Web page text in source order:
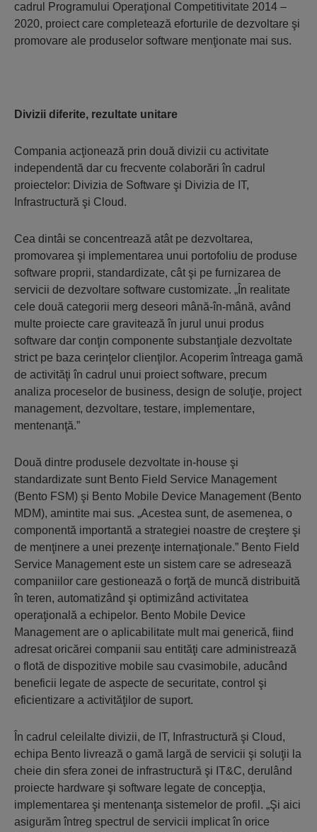
cadrul Programului Operaţional Competitivitate 2014 –
2020, proiect care completează eforturile de dezvoltare şi
promovare ale produselor software menţionate mai sus.
Divizii diferite, rezultate unitare
Compania acţionează prin două divizii cu activitate
independentă dar cu frecvente colaborări în cadrul
proiectelor: Divizia de Software şi Divizia de IT,
Infrastructură şi Cloud.
Cea dintâi se concentrează atât pe dezvoltarea,
promovarea şi implementarea unui portofoliu de produse
software proprii, standardizate, cât şi pe furnizarea de
servicii de dezvoltare software customizate. „În realitate
cele două categorii merg deseori mână-în-mână, având
multe proiecte care gravitează în jurul unui produs
software dar conţin componente substanţiale dezvoltate
strict pe baza cerinţelor clienţilor. Acoperim întreaga gamă
de activităţi în cadrul unui proiect software, precum
analiza proceselor de business, design de soluţie, project
management, dezvoltare, testare, implementare,
mentenanţă.”
Două dintre produsele dezvoltate in-house şi
standardizate sunt Bento Field Service Management
(Bento FSM) şi Bento Mobile Device Management (Bento
MDM), amintite mai sus. „Acestea sunt, de asemenea, o
componentă importantă a strategiei noastre de creştere şi
de menţinere a unei prezenţe internaţionale.” Bento Field
Service Management este un sistem care se adresează
companiilor care gestionează o forţă de muncă distribuită
în teren, automatizând şi optimizând activitatea
operaţională a echipelor. Bento Mobile Device
Management are o aplicabilitate mult mai generică, fiind
adresat oricărei companii sau entităţi care administrează
o flotă de dispozitive mobile sau cvasimobile, aducând
beneficii legate de aspecte de securitate, control şi
eficientizare a activităţilor de suport.
În cadrul celeilalte divizii, de IT, Infrastructură şi Cloud,
echipa Bento livrează o gamă largă de servicii şi soluţii la
cheie din sfera zonei de infrastructură şi IT&C, derulând
proiecte hardware şi software legate de concepţia,
implementarea şi mentenanţa sistemelor de profil. „Şi aici
asigurăm întreg spectrul de servicii implicat în orice